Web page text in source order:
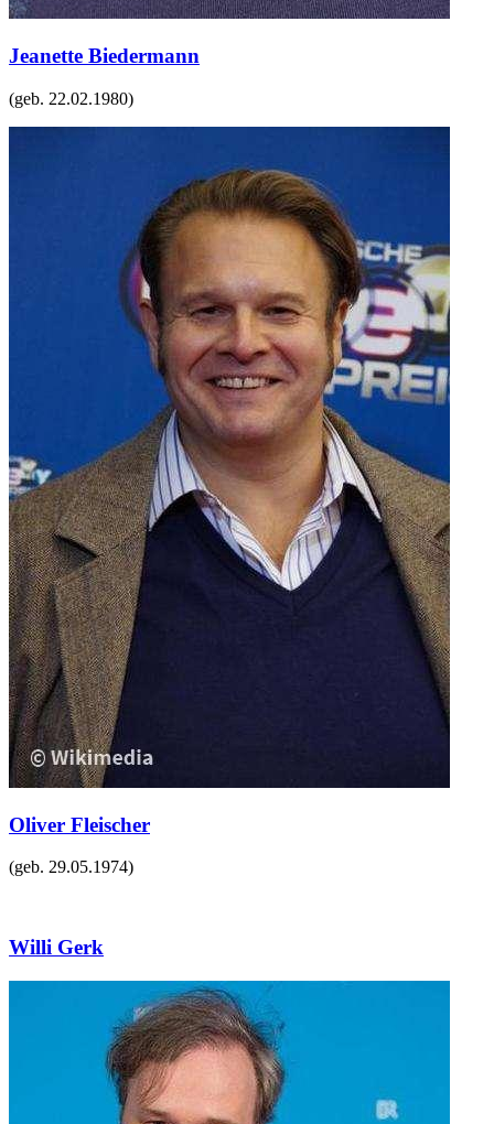
Jeanette Biedermann
(geb. 22.02.1980)
Oliver Fleischer
(geb. 29.05.1974)
Willi Gerk